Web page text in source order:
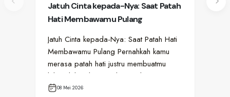
Jatuh Cinta kepada-Nya: Saat Patah
Hati Membawamu Pulang
Jatuh Cinta kepada-Nya: Saat Patah Hati
Membawamu Pulang Pernahkah kamu
merasa patah hati justru membuatmu
lebih dekat dengan diri sendiri?…
08 Mei 2026